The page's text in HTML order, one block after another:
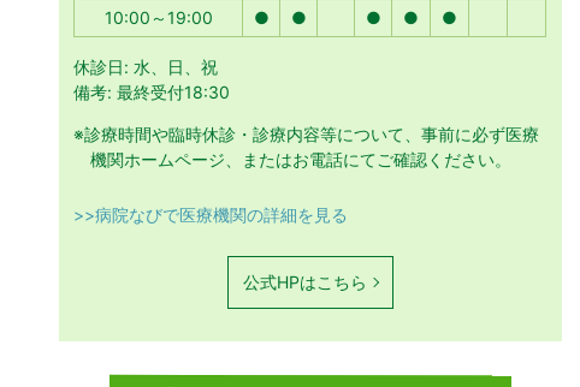
10:00～19:00
● ● ● ● ●
休診日: 水、日、祝
備考: 最終受付18:30
※診療時間や臨時休診・診療内容等について、事前に必ず医療
機関ホームページ、またはお電話にてご確認ください。
>>病院なびで医療機関の詳細を見る
公式HPはこちら